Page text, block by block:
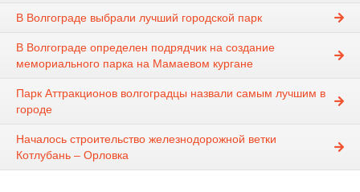
В Волгограде выбрали лучший городской парк
В Волгограде определен подрядчик на создание
мемориального парка на Мамаевом кургане
Парк Аттракционов волгоградцы назвали самым лучшим в
городе
Началось строительство железнодорожной ветки
Котлубань – Орловка